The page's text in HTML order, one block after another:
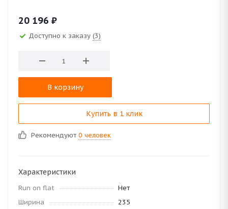
20 196 ₽
Доступно к заказу (3)
В корзину
Купить в 1 клик
Рекомендуют 0 человек
Характеристики
Run on flat
Нет
Ширина
235